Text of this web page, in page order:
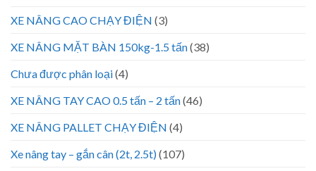
XE NÂNG CAO CHẠY ĐIỆN (3)
XE NÂNG MẶT BÀN 150kg-1.5 tấn(38)
Chưa được phân loại(4)
XE NÂNG TAY CAO 0.5 tấn – 2 tấn(46)
XE NÂNG PALLET CHẠY ĐIỆN (4)
Xe nâng tay – gắn cân (2t, 2.5t)(107)